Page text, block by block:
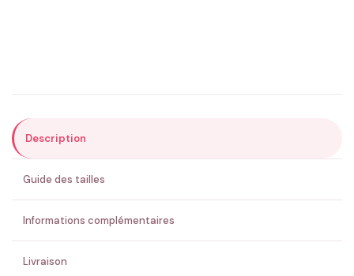
ENVOYER MA DEMANDE ✨
💚 Retour sous 24-48h🇫🇷 Flocage en France✅ Validation avant fabrication
Description
Guide des tailles
Informations complémentaires
Livraison